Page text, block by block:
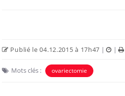
Publié le 04.12.2015 à 17h47 | |
Mots clés : ovariectomie